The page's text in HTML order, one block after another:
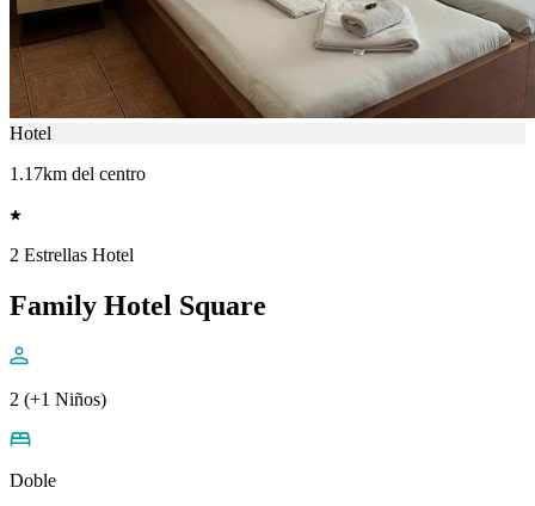
Hotel
1.17km del centro
2 Estrellas Hotel
Family Hotel Square
2 (+1 Niños)
Doble